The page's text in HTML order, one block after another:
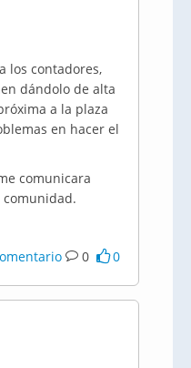
los contadores,
dándolo de alta
a la plaza
en hacer el
comunicara
0 0